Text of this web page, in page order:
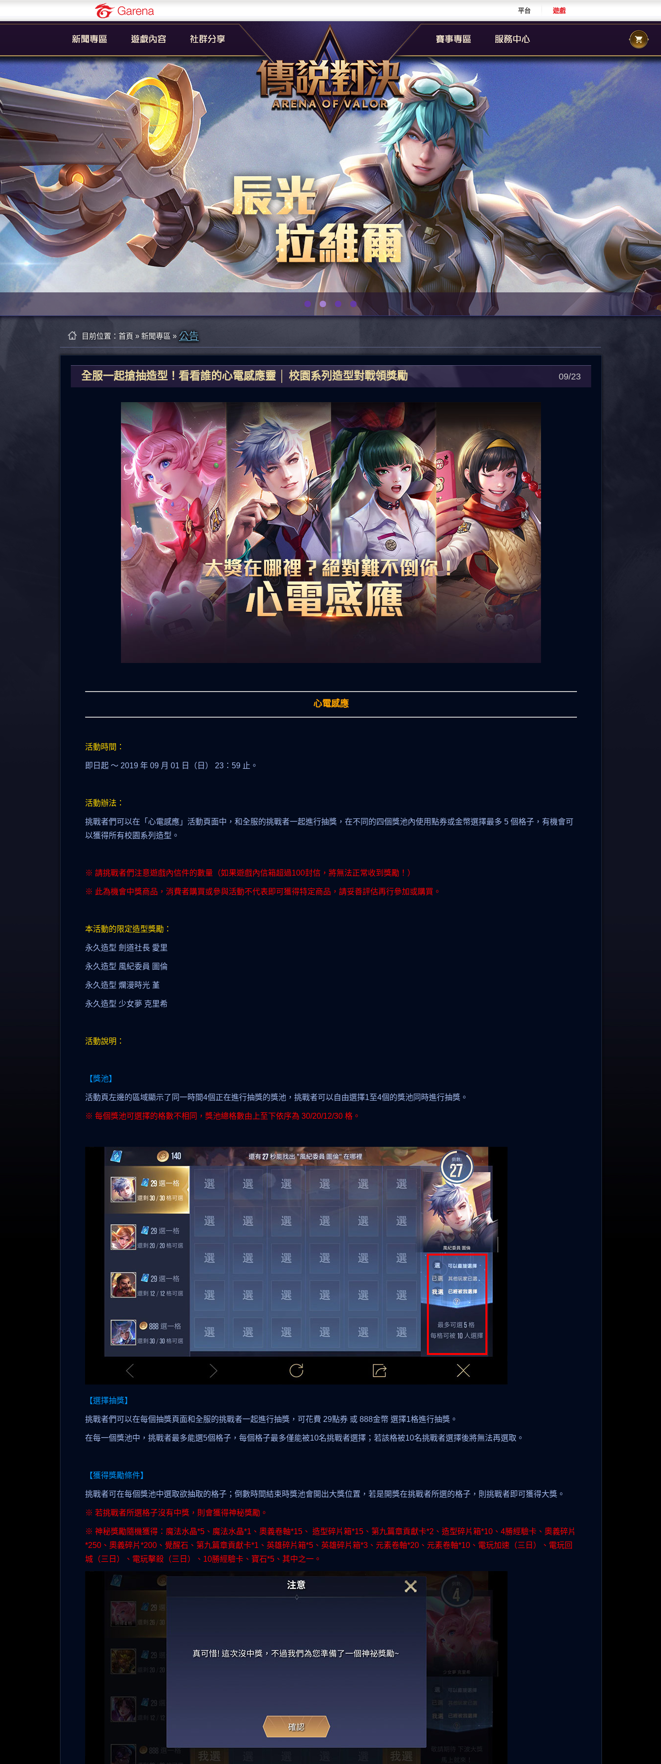
遊戲
平台
公告
活動
系統
賽事
教學
新手引導
遊戲簡介
英雄列表
裝備列表
奧義列表
挑戰者技能
官方粉絲團
YouTube
GCS 職業聯賽
傳說城市賽
校園傳說
ACS 校園聯賽
傳說國際賽
社群自辦賽事
目前位置： 首頁 » 新聞專區 » 公告
全服一起搶抽造型！看看誰的心電感應靈 │ 校園系列造型對戰領獎勵 09/23
心電感應
活動時間：
即日起 ～ 2019 年 09 月 01 日（日） 23：59 止。
活動辦法：
挑戰者們可以在「心電感應」活動頁面中，和全服的挑戰者一起進行抽獎，在不同的四個獎池內使用點券或金幣選擇最多 5 個格子，有機會可
以獲得所有校園系列造型。
※ 請挑戰者們注意遊戲內信件的數量（如果遊戲內信箱超過100封信，將無法正常收到獎勵！）
※ 此為機會中獎商品，消費者購買或參與活動不代表即可獲得特定商品，請妥善評估再行參加或購買。
本活動的限定造型獎勵：
永久造型 劍道社長 愛里
永久造型 風紀委員 圖倫
永久造型 爛漫時光 堇
永久造型 少女夢 克里希
活動說明：
【獎池】
活動頁左邊的區域顯示了同一時間4個正在進行抽獎的獎池，挑戰者可以自由選擇1至4個的獎池同時進行抽獎。
※ 每個獎池可選擇的格數不相同，獎池總格數由上至下依序為 30/20/12/30 格。
【選擇抽獎】
挑戰者們可以在每個抽獎頁面和全服的挑戰者一起進行抽獎，可花費 29點券 或 888金幣 選擇1格進行抽獎。
在每一個獎池中，挑戰者最多能選5個格子，每個格子最多僅能被10名挑戰者選擇；若該格被10名挑戰者選擇後將無法再選取。
【獲得獎勵條件】
挑戰者可在每個獎池中選取欲抽取的格子；倒數時間結束時獎池會開出大獎位置，若是開獎在挑戰者所選的格子，則挑戰者即可獲得大獎。
※ 若挑戰者所選格子沒有中獎，則會獲得神秘獎勵。
※ 神秘獎勵隨機獲得：魔法水晶*5、魔法水晶*1、奧義卷軸*15、 造型碎片箱*15、第九篇章貢獻卡*2、造型碎片箱*10、4勝經驗卡、奧義碎片
*250、奧義碎片*200、覺醒石、第九篇章貢獻卡*1、英雄碎片箱*5、英雄碎片箱*3、元素卷軸*20、元素卷軸*10、電玩加速（三日）、電玩回
城（三日）、電玩擊殺（三日）、10勝經驗卡、寶石*5、其中之一。